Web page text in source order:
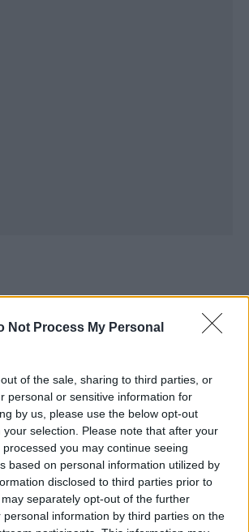
Not Process My Personal
of the sale, sharing to third parties, or
personal or sensitive information for
by us, please use the below opt-out
selection. Please note that after your
you may continue seeing
based on personal information utilized by
disclosed to third parties prior to
separately opt-out of the further
personal information by third parties on the